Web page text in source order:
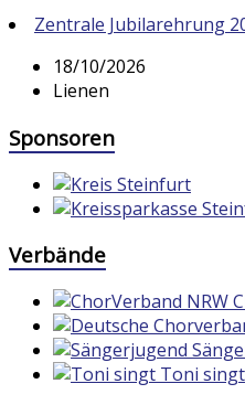
Zentrale Jubilarehrung
18/10/2026
Lienen
Sponsoren
Verbände
Toni singt